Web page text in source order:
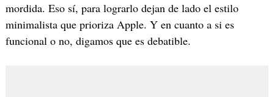
mordida. Eso sí, para lograrlo dejan de lado el estilo
minimalista que prioriza Apple. Y en cuanto a si es
funcional o no, digamos que es debatible.